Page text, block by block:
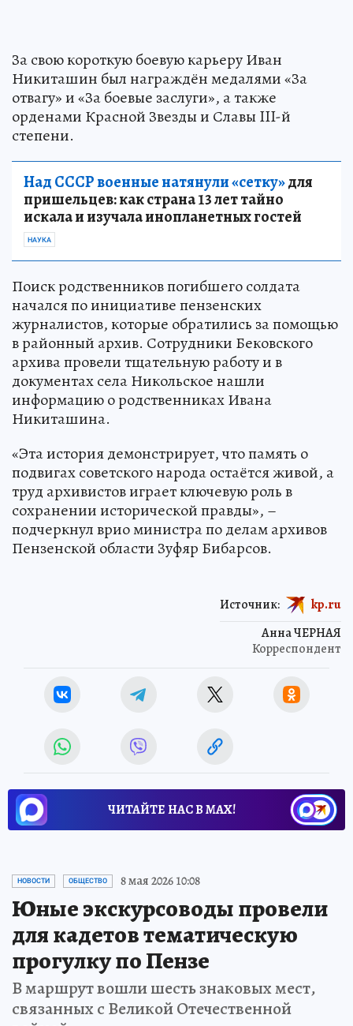
За свою короткую боевую карьеру Иван
Никиташин был награждён медалями «За
отвагу» и «За боевые заслуги», а также
орденами Красной Звезды и Славы III-й
степени.
Над СССР военные натянули «сетку»для
пришельцев: как страна 13 лет тайно
искала и изучала инопланетных гостей
НАУКА
Поиск родственников погибшего солдата
начался по инициативе пензенских
журналистов, которые обратились за помощью
в районный архив. Сотрудники Бековского
архива провели тщательную работу и в
документах села Никольское нашли
информацию о родственниках Ивана
Никиташина.
«Эта история демонстрирует, что память о
подвигах советского народа остаётся живой, а
труд архивистов играет ключевую роль в
сохранении исторической правды», –
подчеркнул врио министра по делам архивов
Пензенской области Зуфяр Бибарсов.
Анна ЧЕРНАЯ
Корреспондент
Источник: kp.ru
ЧИТАЙТЕ НАС В МАХ!
НОВОСТИ ОБЩЕСТВО 8 мая 2026 10:08
Юные экскурсоводы провели
для кадетов тематическую
прогулку по Пензе
В маршрут вошли шесть знаковых мест,
связанных с Великой Отечественной